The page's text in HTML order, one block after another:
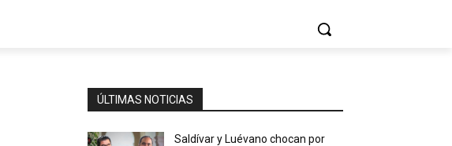
ÚLTIMAS NOTICIAS
Saldívar y Luévano chocan por